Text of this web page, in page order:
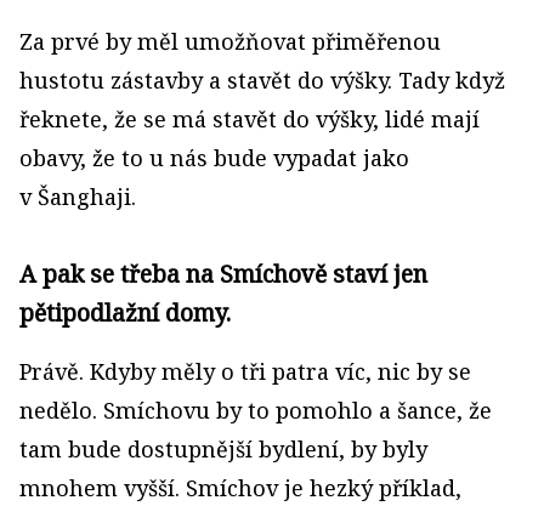
Za prvé by měl umožňovat přiměřenou
hustotu zástavby a stavět do výšky. Tady když
řeknete, že se má stavět do výšky, lidé mají
obavy, že to u nás bude vypadat jako
v Šanghaji.
A pak se třeba na Smíchově staví jen
pětipodlažní domy.
Právě. Kdyby měly o tři patra víc, nic by se
nedělo. Smíchovu by to pomohlo a šance, že
tam bude dostupnější bydlení, by byly
mnohem vyšší. Smíchov je hezký příklad,